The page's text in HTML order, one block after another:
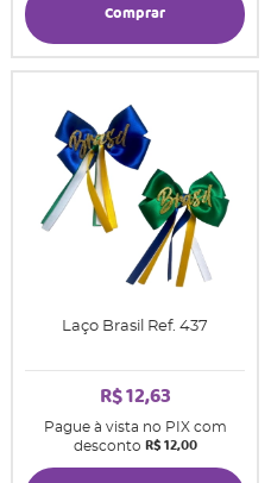
Comprar
Laço Brasil Ref. 437
R$ 12,63
Pague à vista no PIX com
desconto R$ 12,00